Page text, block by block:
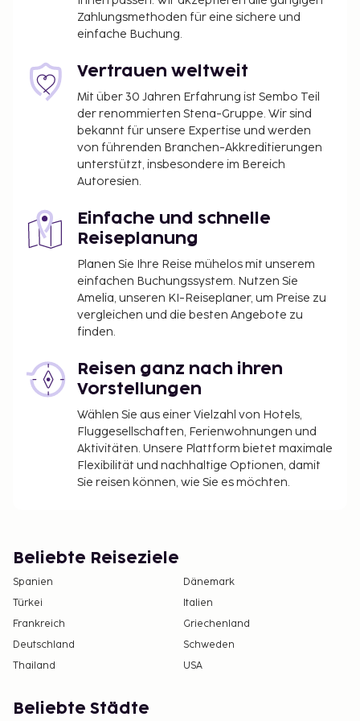
Flughafentransfer (rund um die Uhr) ist
kostenpflichtig; außerdem gibt es vor Ort
Entspann dich im Wellnessbereich, der Massagen,
Körperbehandlungen und Gesichtsbehandlungen
bietet. Sicher wirst du die Freizeiteinrichtungen zu
schätzen wissen, zu denen Folgendes gehört: 2
Außenpools, Tennisplatz im Freien und Sauna.
Kostenloses WLAN, Babysitting (gegen Gebühr) und
Verfügung. Genieße internationale Küche im
Southwest 222, einem der 2 Restaurants dieses
Hotels, oder nutz den Zimmerservice (bitte Zeiten
beachten). Entspann dich mit einem erfrischenden
Getränk an der Bar/Lounge oder der Poolbar.
Du wirst gebeten, die folgenden Gebühren direkt in
der Unterkunft zu zahlen. Gebühren beinhalten
Kaution: 50 EUR pro Tag
Die Stadtverwaltung erhebt eine
Tourismusabgabe von 0.16 EUR pro Person/pro
Nacht.
Diese Liste enthält alle Gebühren, die uns von der
Unterkunft mitgeteilt wurden.
Nutzungsgebühr für das Zusatzbett: 10.0 EUR
Die oben aufgeführte Liste enthält vielleicht nicht
alle Informationen. Gebühren und Kautionen
enthalten eventuell keine Steuern und können sich
ändern.
Bargeldtransaktionen in dieser Unterkunft nur
Zahlungsmethoden für eine sichere und
einfache Buchung.
Vertrauen weltweit
Mit über 30 Jahren Erfahrung ist Sembo Teil
der renommierten Stena-Gruppe. Wir sind
bekannt für unsere Expertise und werden
von führenden Branchen-Akkreditierungen
unterstützt, insbesondere im Bereich
Autoresien.
Einfache und schnelle
Reiseplanung
Planen Sie Ihre Reise mühelos mit unserem
einfachen Buchungssystem. Nutzen Sie
Amelia, unseren KI-Reiseplaner, um Preise zu
vergleichen und die besten Angebote zu
finden.
Reisen ganz nach ihren
Vorstellungen
Wählen Sie aus einer Vielzahl von Hotels,
Fluggesellschaften, Ferienwohnungen und
Aktivitäten. Unsere Plattform bietet maximale
Flexibilität und nachhaltige Optionen, damit
Sie reisen können, wie Sie es möchten.
Beliebte Reiseziele
Spanien
Dänemark
Türkei
Italien
Frankreich
Griechenland
Deutschland
Schweden
Thailand
USA
Beliebte Städte